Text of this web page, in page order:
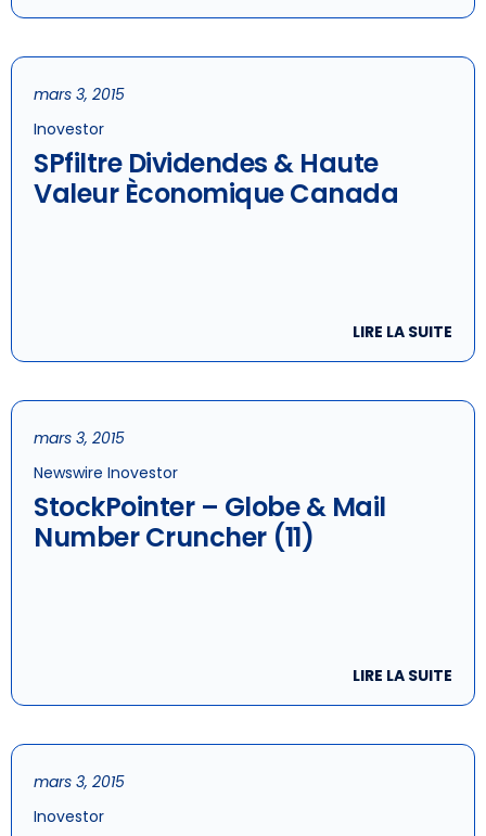
mars 3, 2015
Inovestor
SPfiltre Dividendes & Haute
Valeur Èconomique Canada
LIRE LA SUITE
mars 3, 2015
Newswire Inovestor
StockPointer – Globe & Mail
Number Cruncher (11)
LIRE LA SUITE
mars 3, 2015
Inovestor